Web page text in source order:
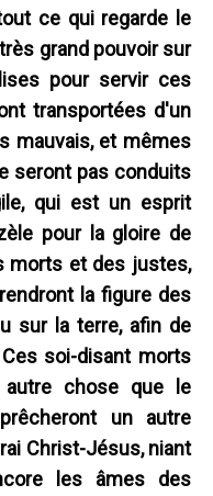
ce qui regarde le
grand pouvoir sur
pour servir ces
transportées d'un
mauvais, et mêmes
seront pas conduits
qui est un esprit
pour la gloire de
morts et des justes,
la figure des
sur la terre, afin de
soi-disant morts
chose que le
un autre
Christ-Jésus, niant
les âmes des